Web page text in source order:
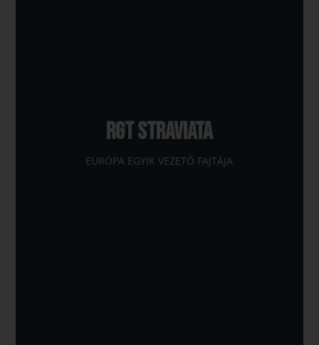
RGT STRAVIATA
EURÓPA EGYIK VEZETŐ FAJTÁJA